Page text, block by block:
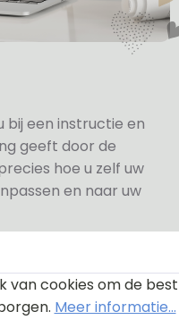
bij een instructie en
geeft door de
hoe u zelf uw
en naar uw
van cookies om de best
Meer informatie...